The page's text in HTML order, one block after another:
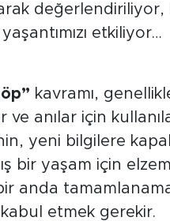
değerlendiriliyor,
etkiliyor…
kavramı,
ve anılar için
yeni bilgilere
bir yaşam için
anda
etmek gerekir.